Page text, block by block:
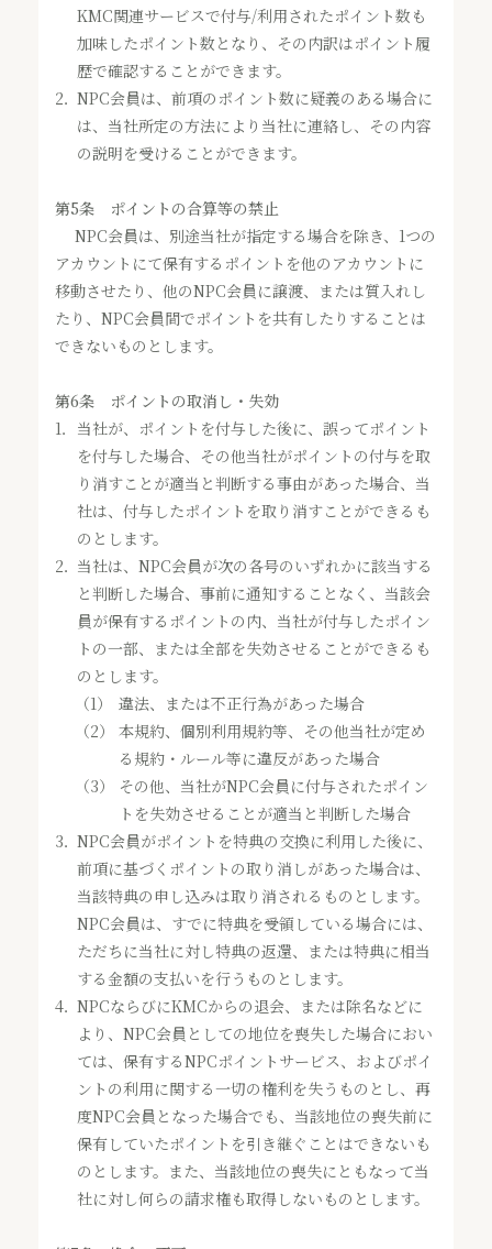
KMC関連サービスで付与/利用されたポイント数も
加味したポイント数となり、その内訳はポイント履
歴で確認することができます。
2．NPC会員は、前項のポイント数に疑義のある場合に
は、当社所定の方法により当社に連絡し、その内容
の説明を受けることができます。
第5条 ポイントの合算等の禁止
NPC会員は、別途当社が指定する場合を除き、1つの
アカウントにて保有するポイントを他のアカウントに
移動させたり、他のNPC会員に譲渡、または質入れし
たり、NPC会員間でポイントを共有したりすることは
できないものとします。
第6条 ポイントの取消し・失効
1． 当社が、ポイントを付与した後に、誤ってポイント
を付与した場合、その他当社がポイントの付与を取
り消すことが適当と判断する事由があった場合、当
社は、付与したポイントを取り消すことができるも
のとします。
2．当社は、NPC会員が次の各号のいずれかに該当する
と判断した場合、事前に通知することなく、当該会
員が保有するポイントの内、当社が付与したポイン
トの一部、または全部を失効させることができるも
のとします。
（1）
違法、または不正行為があった場合
（2）
本規約、個別利用規約等、その他当社が定め
る規約・ルール等に違反があった場合
（3）
その他、当社がNPC会員に付与されたポイン
トを失効させることが適当と判断した場合
3．NPC会員がポイントを特典の交換に利用した後に、
前項に基づくポイントの取り消しがあった場合は、
当該特典の申し込みは取り消されるものとします。
NPC会員は、すでに特典を受領している場合には、
ただちに当社に対し特典の返還、または特典に相当
する金額の支払いを行うものとします。
4．NPCならびにKMCからの退会、または除名などに
より、NPC会員としての地位を喪失した場合におい
ては、保有するNPCポイントサービス、およびポイ
ントの利用に関する一切の権利を失うものとし、再
度NPC会員となった場合でも、当該地位の喪失前に
保有していたポイントを引き継ぐことはできないも
のとします。また、当該地位の喪失にともなって当
社に対し何らの請求権も取得しないものとします。